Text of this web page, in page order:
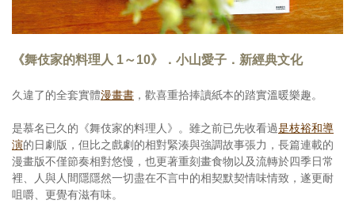
《舞伎家的料理人 1～10》．小山愛子．新經典文化
久違了的全套實體漫畫書 ，歡喜重拾捧讀紙本的踏實溫暖樂趣。
是慕名已久的《舞伎家的料理人》。雖之前已先收看過是枝裕和導
演的日劇版，但比之戲劇的相對緊湊與強調故事張力，長篇連載的
漫畫版不僅節奏相對悠慢，也更著重刻畫食物以及流轉於四季日常
裡、人與人間隱隱然一切盡在不言中的相契默契情味情致，遂更耐
咀嚼、更覺有滋有味。